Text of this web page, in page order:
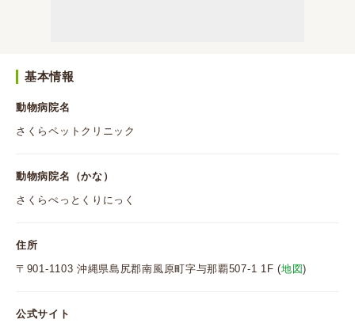
基本情報
動物病院名
さくらペットクリニック
動物病院名（かな）
さくらぺっとくりにっく
住所
〒901-1103 沖縄県島尻郡南風原町字与那覇507-1 1F (地図)
公式サイト